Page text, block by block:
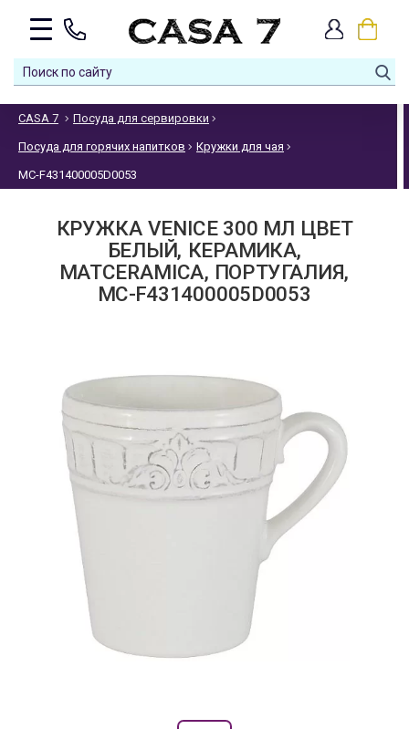
CASA 7 Посуда для сервировки
Посуда для горячих напитков Кружки для чая
MC-F431400005D0053
КРУЖКА VENICE 300 МЛ ЦВЕТ
БЕЛЫЙ, КЕРАМИКА,
MATCERAMICA, ПОРТУГАЛИЯ,
MC-F431400005D0053